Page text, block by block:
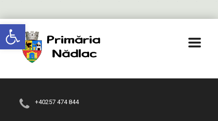
Deschide bara de unelte
+40257 474 844